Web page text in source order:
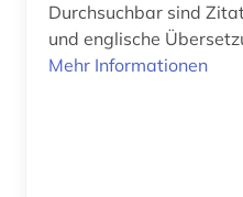
Durchsuchbar sind
und englische
Mehr Informationen